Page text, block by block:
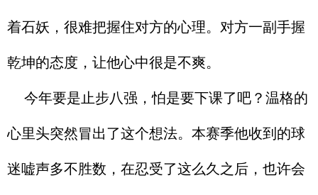
着石妖，很难把握住对方的心理。对方一副手握
乾坤的态度，让他心中很是不爽。
今年要是止步八强，怕是要下课了吧？温格的
心里头突然冒出了这个想法。本赛季他收到的球
迷嘘声多不胜数，在忍受了这么久之后，也许会